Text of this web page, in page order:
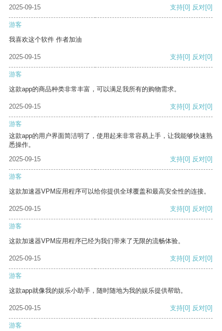
2025-09-15
支持[0] 反对[0]
游客
我喜欢这个软件 作者加油
2025-09-15 支持[0] 反对[0]
游客
这款app的商品种类非常丰富，可以满足我所有的购物需求。
2025-09-15 支持[0] 反对[0]
游客
这款app的用户界面简洁明了，使用起来非常容易上手，让我能够快速熟
悉操作。
2025-09-15
支持[0] 反对[0]
游客
这款加速器VPM应用程序可以给你提供全球覆盖和最高安全性的连接。
2025-09-15 支持[0] 反对[0]
游客
这款加速器VPM应用程序已经为我们带来了无限的流畅体验。
2025-09-15 支持[0] 反对[0]
游客
这款app就像我的娱乐小助手，随时随地为我的娱乐提供帮助。
2025-09-15 支持[0] 反对[0]
游客